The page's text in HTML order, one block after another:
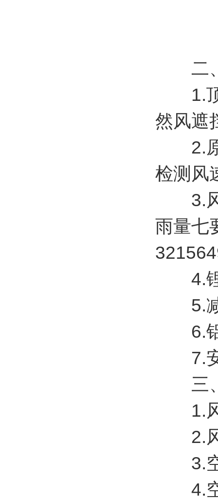
二、
1.顶
然风遮
2.原
检测风
3.风
雨量七
4.锂
5.减
6.铝
7.安
三、
1.风
2.风
3.空
4.空